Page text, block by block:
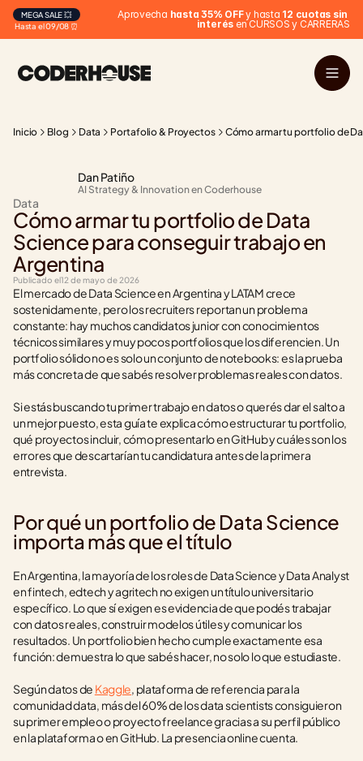
Hasta el 09/08 ⏰
MEGA SALE 💥 Aprovecha hasta 35% OFF y hasta 12 cuotas sin
interés en CURSOS y CARRERAS
Inicio Blog Data Portafolio & Proyectos Cómo armar tu portfolio de
Dan Patiño
AI Strategy & Innovation en Coderhouse
Data
Cómo armar tu portfolio de Data
Science para conseguir trabajo en
Argentina
Publicado el12 de mayo de 2026
El mercado de Data Science en Argentina y LATAM crece
sostenidamente, pero los recruiters reportan un problema
constante: hay muchos candidatos junior con conocimientos
técnicos similares y muy pocos portfolios que los diferencien. Un
portfolio sólido no es solo un conjunto de notebooks: es la prueba
más concreta de que sabés resolver problemas reales con datos.
Si estás buscando tu primer trabajo en datos o querés dar el salto a
un mejor puesto, esta guía te explica cómo estructurar tu portfolio,
qué proyectos incluir, cómo presentarlo en GitHub y cuáles son los
errores que descartarían tu candidatura antes de la primera
entrevista.
Por qué un portfolio de Data Science
importa más que el título
En Argentina, la mayoría de los roles de Data Science y Data Analyst
en fintech, edtech y agritech no exigen un título universitario
específico. Lo que sí exigen es evidencia de que podés trabajar
con datos reales, construir modelos útiles y comunicar los
resultados. Un portfolio bien hecho cumple exactamente esa
función: demuestra lo que sabés hacer, no solo lo que estudiaste.
Según datos de Kaggle, plataforma de referencia para la
comunidad data, más del 60% de los data scientists consiguieron
su primer empleo o proyecto freelance gracias a su perfil público
en la plataforma o en GitHub. La presencia online cuenta.